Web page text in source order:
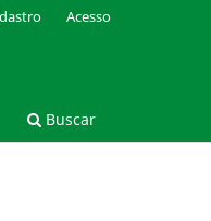
Buscar
Acesso